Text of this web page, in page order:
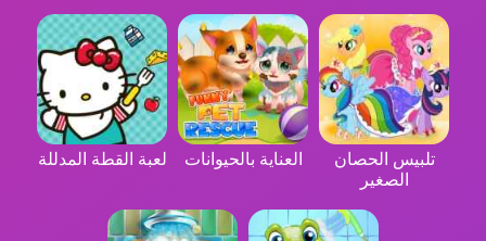
تلبيس الحصان
الصغير
العناية بالحيوانات لعبة القطة المدللة